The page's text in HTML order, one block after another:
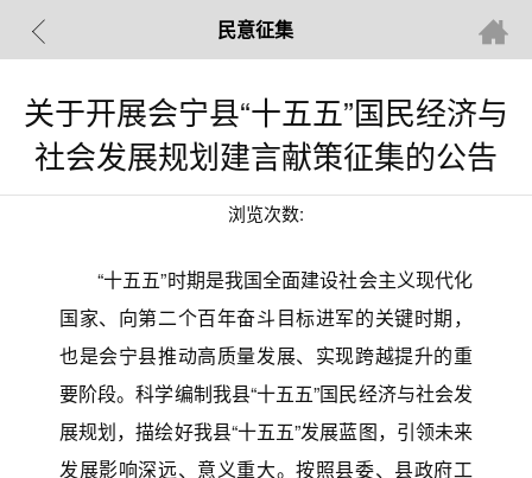
民意征集
关于开展会宁县“十五五”国民经济与
社会发展规划建言献策征集的公告
浏览次数:
“十五五”时期是我国全面建设社会主义现代化
国家、向第二个百年奋斗目标进军的关键时期，
也是会宁县推动高质量发展、实现跨越提升的重
要阶段。科学编制我县“十五五”国民经济与社会发
展规划，描绘好我县“十五五”发展蓝图，引领未来
发展影响深远、意义重大。按照县委、县政府工